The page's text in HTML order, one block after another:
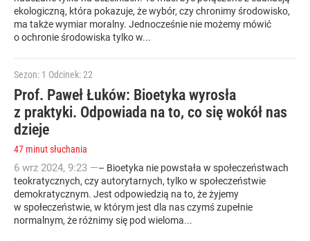
ekologiczną, która pokazuje, że wybór, czy chronimy środowisko,
ma także wymiar moralny. Jednocześnie nie możemy mówić
o ochronie środowiska tylko w...
Sezon: 1 Odcinek: 22
Prof. Paweł Łuków: Bioetyka wyrosła
z praktyki. Odpowiada na to, co się wokół nas
dzieje
47 minut słuchania
6 wrz 2024, 9:23 —– Bioetyka nie powstała w społeczeństwach
teokratycznych, czy autorytarnych, tylko w społeczeństwie
demokratycznym. Jest odpowiedzią na to, że żyjemy
w społeczeństwie, w którym jest dla nas czymś zupełnie
normalnym, że różnimy się pod wieloma...